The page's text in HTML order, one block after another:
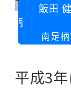
飯田
南足
平成3